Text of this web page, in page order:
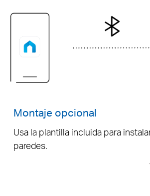
Montaje opcional
Usa la plantilla incluida para
paredes.